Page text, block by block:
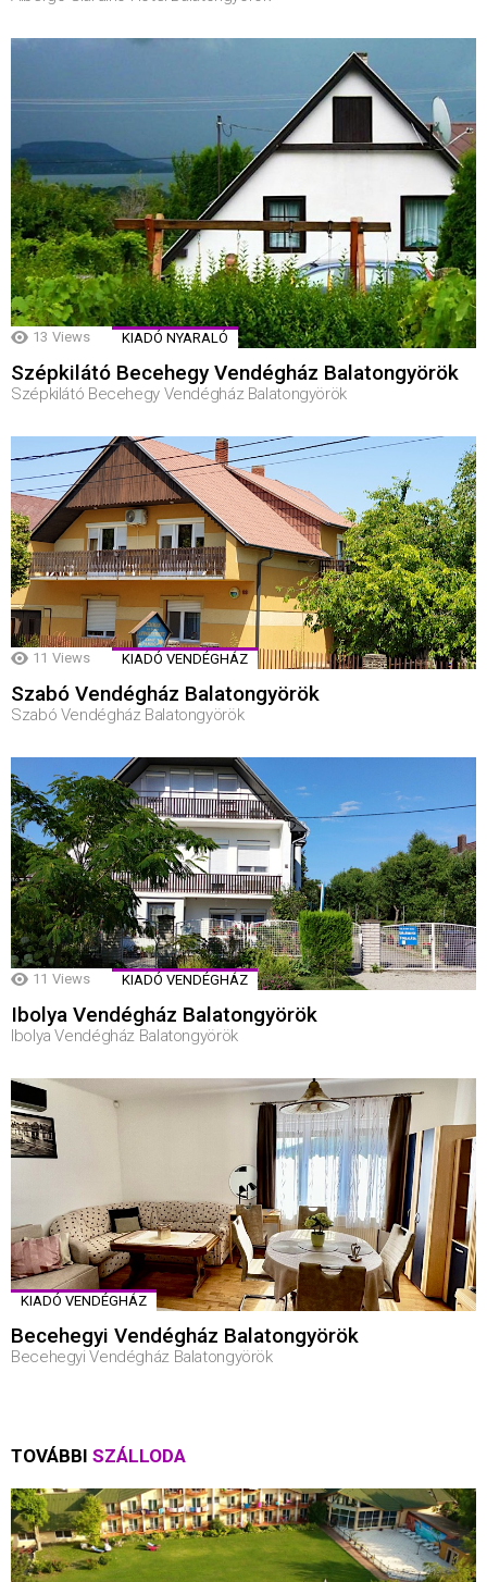
13 Views KIADÓ NYARALÓ
Szépkilátó Becehegy Vendégház Balatongyörök
Szépkilátó Becehegy Vendégház Balatongyörök
11 Views KIADÓ VENDÉGHÁZ
Szabó Vendégház Balatongyörök
Szabó Vendégház Balatongyörök
11 Views KIADÓ VENDÉGHÁZ
Ibolya Vendégház Balatongyörök
Ibolya Vendégház Balatongyörök
KIADÓ VENDÉGHÁZ
Becehegyi Vendégház Balatongyörök
Becehegyi Vendégház Balatongyörök
TOVÁBBI SZÁLLODA